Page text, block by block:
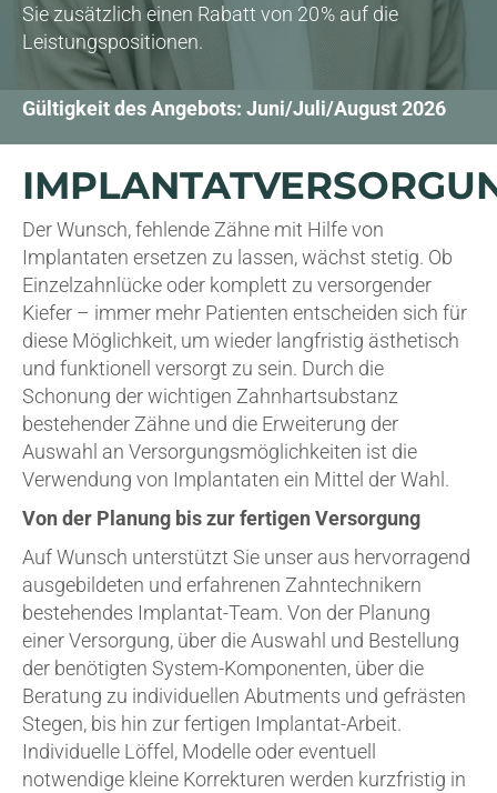
Sie zusätzlich einen Rabatt von 20 % auf die
Leistungspositionen.
Gültigkeit des Angebots: Juni/Juli/August 2026
Der Wunsch, fehlende Zähne mit Hilfe von
Implantaten ersetzen zu lassen, wächst stetig. Ob
Einzelzahnlücke oder komplett zu versorgender
Kiefer – immer mehr Patienten entscheiden sich für
diese Möglichkeit, um wieder langfristig ästhetisch
und funktionell versorgt zu sein. Durch die
Schonung der wichtigen Zahnhartsubstanz
bestehender Zähne und die Erweiterung der
Auswahl an Versorgungsmöglichkeiten ist die
Verwendung von Implantaten ein Mittel der Wahl.
Von der Planung bis zur fertigen Versorgung
Auf Wunsch unterstützt Sie unser aus hervorragend
ausgebildeten und erfahrenen Zahntechnikern
bestehendes Implantat-Team. Von der Planung
einer Versorgung, über die Auswahl und Bestellung
der benötigten System-Komponenten, über die
Beratung zu individuellen Abutments und gefrästen
Stegen, bis hin zur fertigen Implantat-Arbeit.
Individuelle Löffel, Modelle oder eventuell
notwendige kleine Korrekturen werden kurzfristig in